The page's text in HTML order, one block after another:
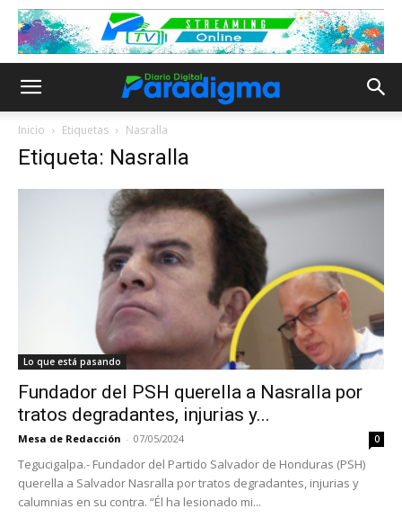
Inicio Etiquetas Nasralla
Etiqueta: Nasralla
Lo que está pasando
Fundador del PSH querella a Nasralla por
tratos degradantes, injurias y...
Mesa de Redacción - 07/05/2024 0
Tegucigalpa.- Fundador del Partido Salvador de Honduras (PSH)
querella a Salvador Nasralla por tratos degradantes, injurias y
calumnias en su contra. “Él ha lesionado mi...